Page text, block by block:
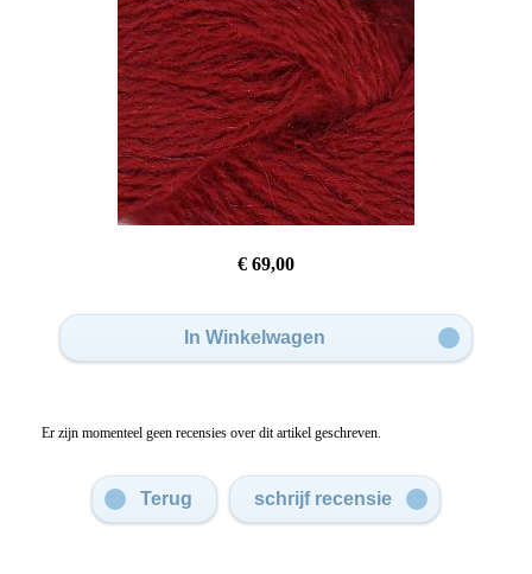
€ 69,00
In Winkelwagen
Er zijn momenteel geen recensies over dit artikel geschreven.
Terug schrijf recensie